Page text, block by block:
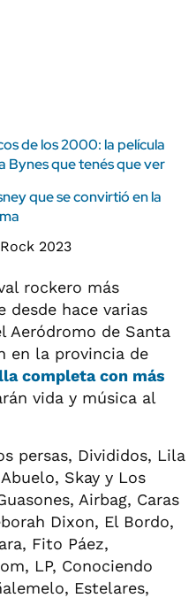
de los 2000: la película
que tenés que ver
que se convirtió en la
rockero más
desde hace varias
Aeródromo de Santa
en la provincia de
completa con más
vida y música al
persas, Divididos, Lila
Skay y Los
Airbag, Caras
Dixon, El Bordo,
Fito Páez,
LP, Conociendo
Estelares,